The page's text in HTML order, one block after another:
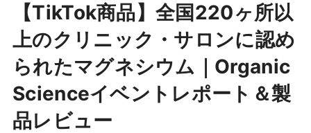
【TikTok商品】全国220ヶ所以
上のクリニック・サロンに認め
られたマグネシウム｜Organic
Scienceイベントレポート＆製
品レビュー